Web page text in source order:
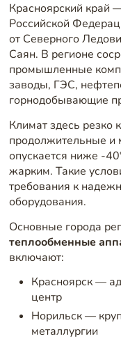
Красноярский край
Российской
от Северного
Саян. В регионе
промышленные
заводы, ГЭС,
горнодобывающие
Климат здесь резко
продолжительные и
опускается ниже -
жарким. Такие
требования к
оборудования.
Основные города
теплообменные
включают:
Красноярск —
центр
Норильск —
металлургии